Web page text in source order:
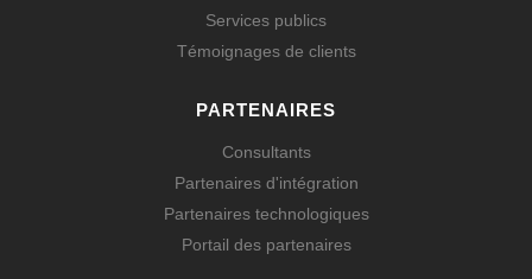
Services publics
Témoignages de clients
PARTENAIRES
Consultants
Partenaires d'intégration
Partenaires technologiques
Portail des partenaires